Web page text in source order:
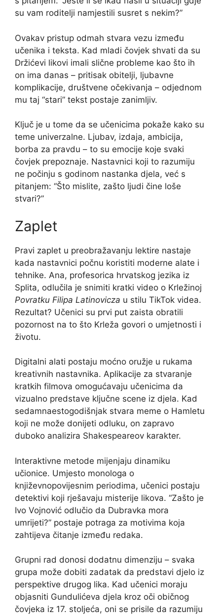
su vam roditelji namjestili susret s nekim?”
Ovakav pristup odmah stvara vezu između
učenika i teksta. Kad mladi čovjek shvati da su
Držićevi likovi imali slične probleme kao što ih
on ima danas – pritisak obitelji, ljubavne
komplikacije, društvene očekivanja – odjednom
mu taj “stari” tekst postaje zanimljiv.
Ključ je u tome da se učenicima pokaže kako su
teme univerzalne. Ljubav, izdaja, ambicija,
borba za pravdu – to su emocije koje svaki
čovjek prepoznaje. Nastavnici koji to razumiju
ne počinju s godinom nastanka djela, već s
pitanjem: “Što mislite, zašto ljudi čine loše
stvari?”
Zaplet
Pravi zaplet u preobražavanju lektire nastaje
kada nastavnici počnu koristiti moderne alate i
tehnike. Ana, profesorica hrvatskog jezika iz
Splita, odlučila je snimiti kratki video o Krležinoj
Povratku Filipa Latinovicza u stilu TikTok videa.
Rezultat? Učenici su prvi put zaista obratili
pozornost na to što Krleža govori o umjetnosti i
životu.
Digitalni alati postaju moćno oružje u rukama
kreativnih nastavnika. Aplikacije za stvaranje
kratkih filmova omogućavaju učenicima da
vizualno predstave ključne scene iz djela. Kad
sedamnaestogodišnjak stvara meme o Hamletu
koji ne može donijeti odluku, on zapravo
duboko analizira Shakespeareov karakter.
Interaktivne metode mijenjaju dinamiku
učionice. Umjesto monologa o
književnopovijesnim periodima, učenici postaju
detektivi koji rješavaju misterije likova. “Zašto je
Ivo Vojnović odlučio da Dubravka mora
umrijeti?” postaje potraga za motivima koja
zahtijeva čitanje između redaka.
Grupni rad donosi dodatnu dimenziju – svaka
grupa može dobiti zadatak da predstavi djelo iz
perspektive drugog lika. Kad učenici moraju
objasniti Gundulićeva djela kroz oči običnog
čovjeka iz 17. stoljeća, oni se prisile da razumiju